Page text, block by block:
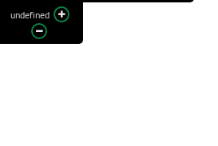
undefined